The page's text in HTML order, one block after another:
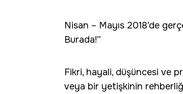
Nisan – Mayıs 2018’de
Burada!”
Fikri, hayali, düşüncesi ve
veya bir yetişkinin